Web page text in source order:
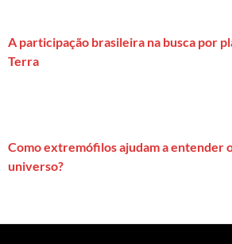
A participação brasileira na busca por
Terra
Como extremófilos ajudam a entender
universo?